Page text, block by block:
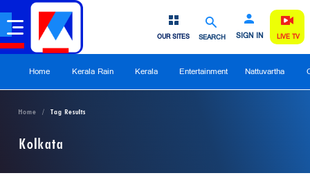
SEARCH SIGN IN
OUR SITES LIVE TV
Home Kerala Rain Kerala Entertainment Nattuvartha
Home Tag Results
Kolkata